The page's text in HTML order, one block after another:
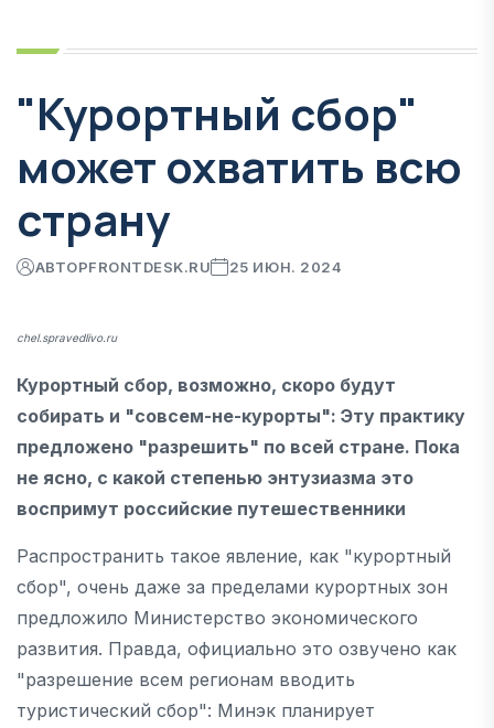
"Курортный сбор"
может охватить всю
страну
АВТОРFRONTDESK.RU 25 ИЮН. 2024
chel.spravedlivo.ru
Курортный сбор, возможно, скоро будут
собирать и "совсем-не-курорты": Эту практику
предложено "разрешить" по всей стране. Пока
не ясно, с какой степенью энтузиазма это
воспримут российские путешественники
Распространить такое явление, как "курортный
сбор", очень даже за пределами курортных зон
предложило Министерство экономического
развития. Правда, официально это озвучено как
"разрешение всем регионам вводить
туристический сбор": Минэк планирует